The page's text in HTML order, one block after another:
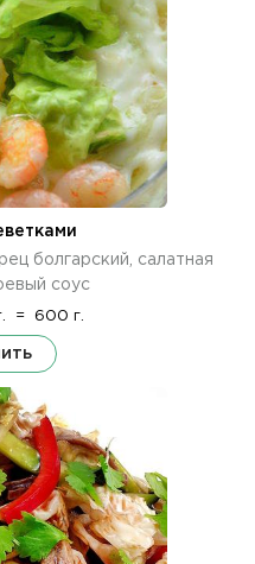
болгарский, салатная
соус
= 600 г.